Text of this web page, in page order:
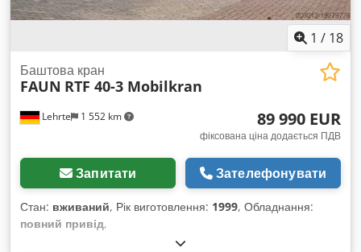
1 / 18
Lehrte 1 552 km
Баштова кран
FAUN RTF 40-3 Mobilkran
89 990 EUR
фіксована ціна додається ПДВ
Запитати Зателефонувати
Стан: вживаний, Рік виготовлення: 1999, Обладнання:
повний привід,